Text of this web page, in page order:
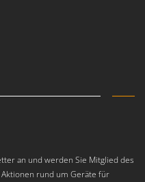
an und werden Sie Mitglied des
rund um Geräte für